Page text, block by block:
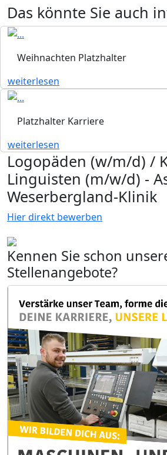
Das könnte Sie auch
Weihnachten Platzhalter
weiterlesen
Platzhalter Karriere
weiterlesen
Logopäden (w/m/d) /
Linguisten (m/w/d) -
Weserbergland-Klinik
Hier direkt bewerben
Kennen Sie schon
Stellenangebote?